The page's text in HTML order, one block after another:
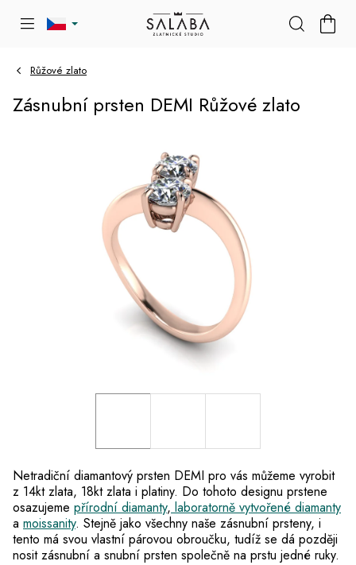
Růžové zlato
Zásnubní prsten DEMI Růžové zlato
Netradiční diamantový prsten DEMI pro vás můžeme vyrobit
z 14kt zlata, 18kt zlata i platiny. Do tohoto designu prstene
osazujeme přírodní diamanty, laboratorně vytvořené diamanty
a moissanity. Stejně jako všechny naše zásnubní prsteny, i
tento má svou vlastní párovou obroučku, tudíž se dá později
nosit zásnubní a snubní prsten společně na prstu jedné ruky.